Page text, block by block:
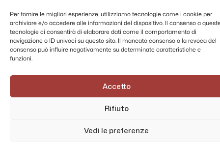
Per fornire le migliori esperienze, utilizziamo tecnologie come i cookie per
archiviare e/o accedere alle informazioni del dispositivo. Il consenso a
tecnologie ci consentirà di elaborare dati come il comportamento di
navigazione o ID univoci su questo sito. Il mancato consenso o la revoca del
consenso può influire negativamente su determinate caratteristiche e
funzioni.
Accetto
Rifiuto
Vedi le preferenze